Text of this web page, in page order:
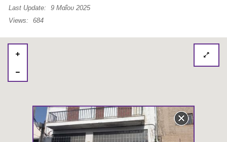
Last Update:
9 Μαΐου 2025
Views:
684